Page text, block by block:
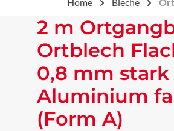
2 m
Ortblech
0,8 mm stark
Aluminium
(Form A)